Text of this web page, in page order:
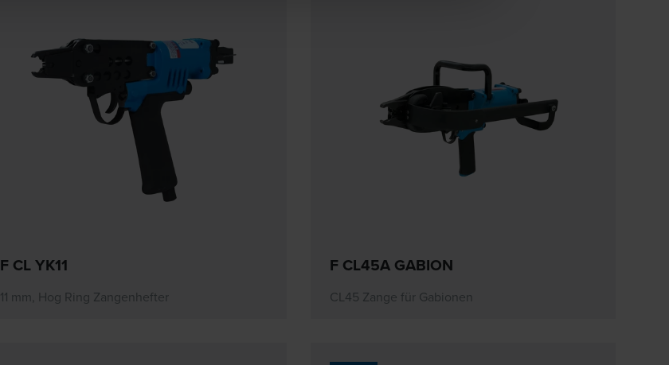
F CL YK11
11 mm, Hog Ring Zangenhefter
F CL45A GABION
CL45 Zange für Gabionen